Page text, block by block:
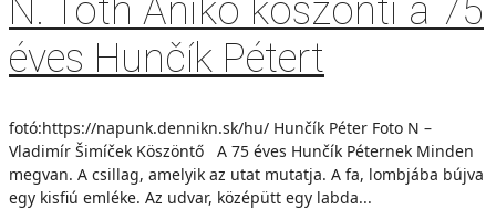
N. Tóth Anikó köszönti a 75
éves Hunčík Pétert
fotó:https://napunk.dennikn.sk/hu/ Hunčík Péter Foto N –
Vladimír Šimíček Köszöntő A 75 éves Hunčík Péternek Minden
megvan. A csillag, amelyik az utat mutatja. A fa, lombjába bújva
egy kisfiú emléke. Az udvar, középütt egy labda...